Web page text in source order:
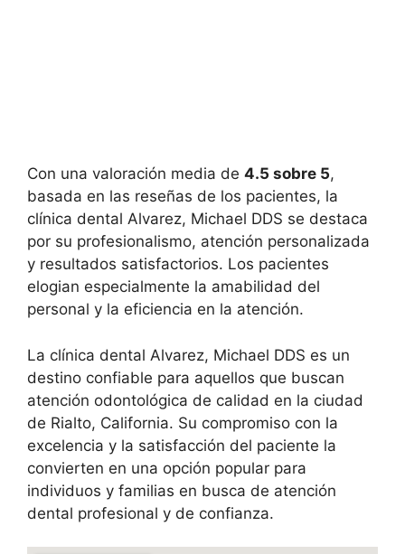
Con una valoración media de 4.5 sobre 5,
basada en las reseñas de los pacientes, la
clínica dental Alvarez, Michael DDS se destaca
por su profesionalismo, atención personalizada
y resultados satisfactorios. Los pacientes
elogian especialmente la amabilidad del
personal y la eficiencia en la atención.
La clínica dental Alvarez, Michael DDS es un
destino confiable para aquellos que buscan
atención odontológica de calidad en la ciudad
de Rialto, California. Su compromiso con la
excelencia y la satisfacción del paciente la
convierten en una opción popular para
individuos y familias en busca de atención
dental profesional y de confianza.